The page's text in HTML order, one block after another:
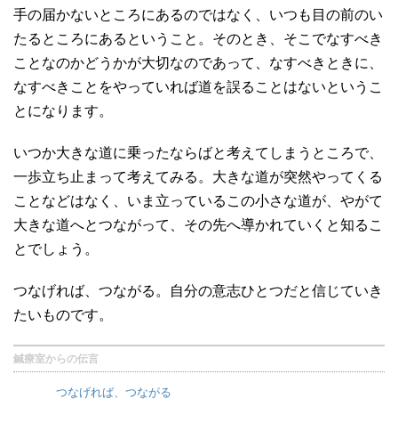
手の届かないところにあるのではなく、いつも目の前のい
たるところにあるということ。そのとき、そこでなすべき
ことなのかどうかが大切なのであって、なすべきときに、
なすべきことをやっていれば道を誤ることはないというこ
とになります。
いつか大きな道に乗ったならばと考えてしまうところで、
一歩立ち止まって考えてみる。大きな道が突然やってくる
ことなどはなく、いま立っているこの小さな道が、やがて
大きな道へとつながって、その先へ導かれていくと知るこ
とでしょう。
つなげれば、つながる。自分の意志ひとつだと信じていき
たいものです。
鍼療室からの伝言
つなげれば、つながる